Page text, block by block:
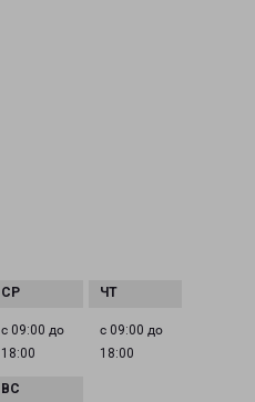
с 09:00 до
18:00
с 09:00 до
18:00